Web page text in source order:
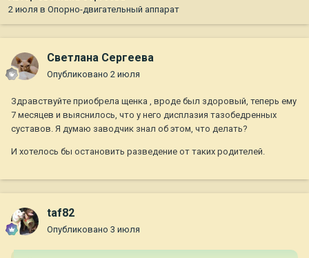
2 июля в Опорно-двигательный аппарат
Светлана Сергеева
Опубликовано 2 июля
Здравствуйте приобрела щенка , вроде был здоровый, теперь ему
7 месяцев и выяснилось, что у него дисплазия тазобедренных
суставов. Я думаю заводчик знал об этом, что делать?
И хотелось бы остановить разведение от таких родителей.
taf82
Опубликовано 3 июля